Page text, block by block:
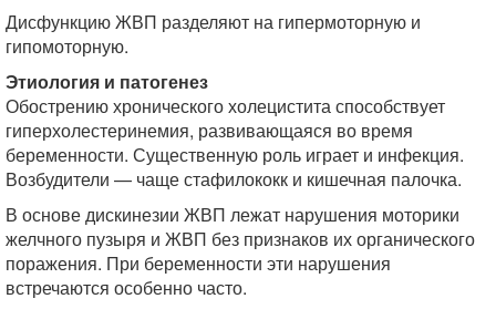
Дисфункцию ЖВП разделяют на гипермоторную и
гипомоторную.
Этиология и патогенез
Обострению хронического холецистита способствует
гиперхолестеринемия, развивающаяся во время
беременности. Существенную роль играет и инфекция.
Возбудители — чаще стафилококк и кишечная палочка.
В основе дискинезии ЖВП лежат нарушения моторики
желчного пузыря и ЖВП без признаков их органического
поражения. При беременности эти нарушения
встречаются особенно часто.